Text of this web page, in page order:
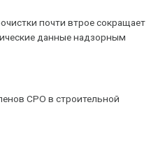
почти втрое сокращает
данные надзорным
СРО в строительной